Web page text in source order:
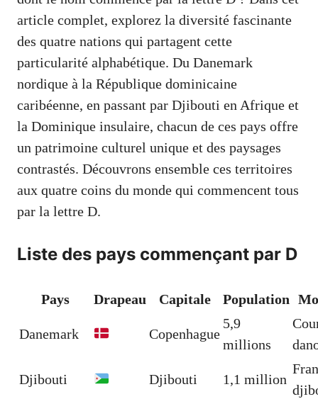
article complet, explorez la diversité fascinante
des quatre nations qui partagent cette
particularité alphabétique. Du Danemark
nordique à la République dominicaine
caribéenne, en passant par Djibouti en Afrique et
la Dominique insulaire, chacun de ces pays offre
un patrimoine culturel unique et des paysages
contrastés. Découvrons ensemble ces territoires
aux quatre coins du monde qui commencent tous
par la lettre D.
Liste des pays commençant par D
Pays Drapeau Capitale Population
Danemark Copenhague
5,9
millions
Djibouti Djibouti 1,1 million